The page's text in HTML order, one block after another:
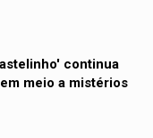
continua
meio a mistérios